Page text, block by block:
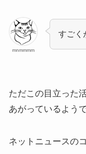
mnmmmm
すごく
ただこの目立った
あがっているようで
ネットニュースの